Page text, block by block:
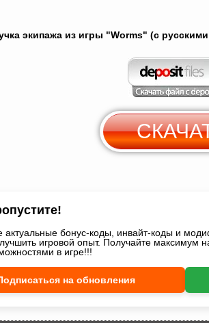
экипажа из игры "Worms" (с
актуальные бонус-коды, инвайт-коды и
игровой опыт. Получайте максимум
в игре!!!
на обновления